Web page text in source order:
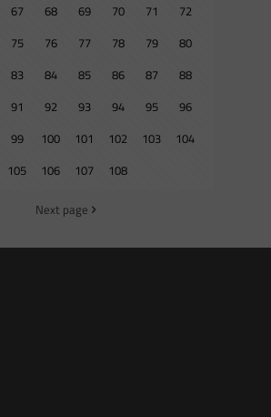
67 68 69 70 71
72
75 76 77 78 79
80
83 84 85 86 87
88
91 92 93 94 95
96
99 100 101 102 103
104
105
106 107 108
Next page